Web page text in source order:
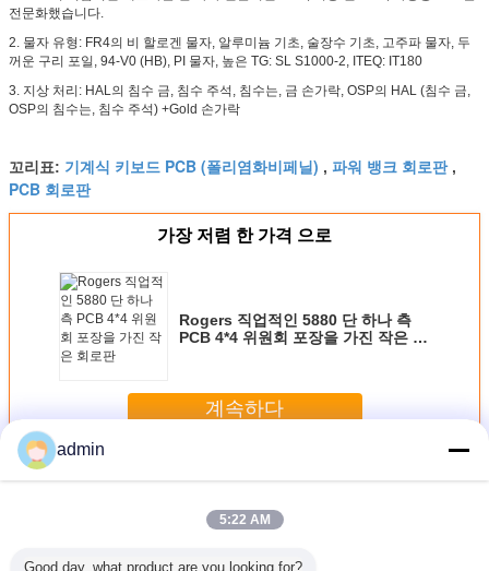
전문화했습니다.
2. 물자 유형: FR4의 비 할로겐 물자, 알루미늄 기초, 술장수 기초, 고주파 물자, 두
꺼운 구리 포일, 94-V0 (HB), PI 물자, 높은 TG: SL S1000-2, ITEQ: IT180
3. 지상 처리: HAL의 침수 금, 침수 주석, 침수는, 금 손가락, OSP의 HAL (침수 금,
OSP의 침수는, 침수 주석) +Gold 손가락
꼬리표: 기계식 키보드 PCB (폴리염화비페닐) , 파워 뱅크 회로판,
PCB 회로판
가장 저렴 한 가격 으로
Rogers 직업적인 5880 단 하나 측
PCB 4*4 위원회 포장을 가진 작은 회
계속하다
더 많은 것
admin
5:22 AM
Good day, what product are you looking for?